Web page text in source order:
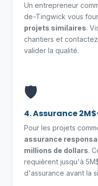
Un entrepreneur
de-Tingwick vous
projets similaires.
chantiers et
valider la qualité.
🛡️
4. Assurance
Pour les projets
assurance
millions de dollars.
requièrent jusqu'à
d'assurance avant la